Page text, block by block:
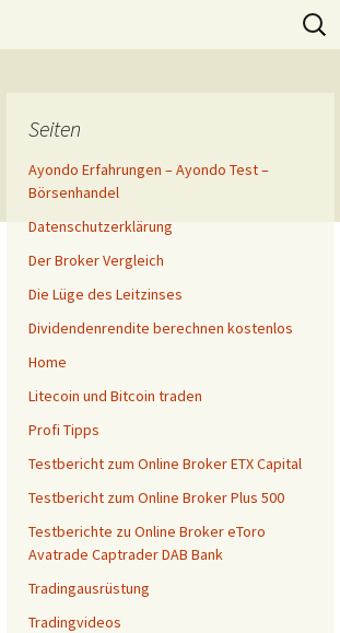
Suchen
nach:
Seiten
Ayondo Erfahrungen – Ayondo Test –
Börsenhandel
Datenschutzerklärung
Der Broker Vergleich
Die Lüge des Leitzinses
Dividendenrendite berechnen kostenlos
Home
Litecoin und Bitcoin traden
Profi Tipps
Testbericht zum Online Broker ETX Capital
Testbericht zum Online Broker Plus 500
Testberichte zu Online Broker eToro
Avatrade Captrader DAB Bank
Tradingausrüstung
Tradingvideos